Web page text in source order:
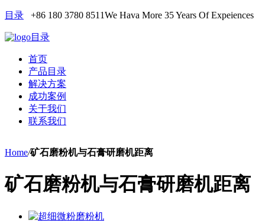
目录 +86 180 3780 8511We Hava More 35 Years Of Expeiences
目录
首页
产品目录
解决方案
成功案例
关于我们
联系我们
Home/矿石磨粉机与石膏研磨机距离
矿石磨粉机与石膏研磨机距离